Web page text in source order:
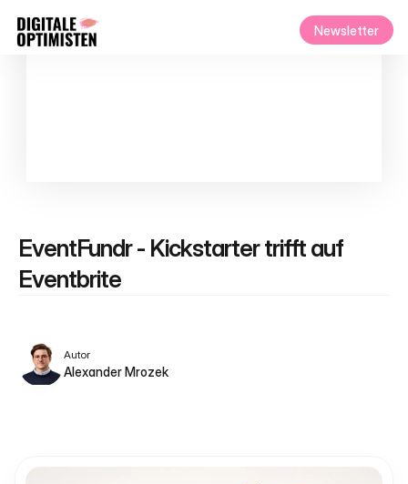
Newsletter
EventFundr - Kickstarter trifft auf
Eventbrite
Autor
Alexander Mrozek